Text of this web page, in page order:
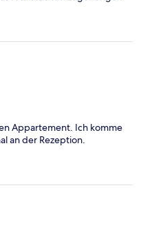
Appartement. Ich komme
an der Rezeption.